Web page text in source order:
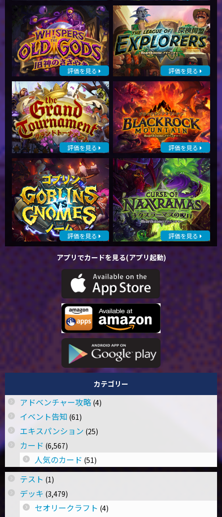
評価を見る 評価を見る
評価を見る 評価を見る
評価を見る 評価を見る
アプリでカードを見る(アプリ起動)
カテゴリー
アドベンチャー攻略 (4)
イベント告知 (61)
エキスパンション (25)
カード (6,567)
人気のカード (51)
テスト (1)
デッキ (3,479)
セオリークラフト (4)